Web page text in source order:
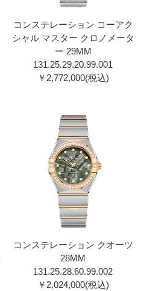
コンステレーション コーアク
シャル マスター クロノメータ
ー 29MM
131.25.29.20.99.00 1
￥2,772,000(税込)
コンステレーション クオーツ
28MM
131.25.28.60.99.00 2
￥2,024,000(税込)